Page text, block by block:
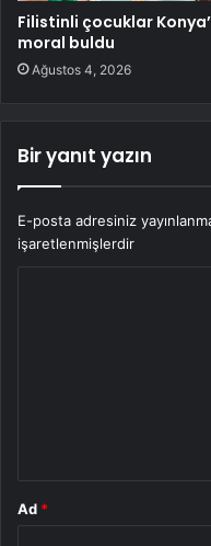
Filistinli çocuklar
moral buldu
Ağustos 4, 2026
Bir yanıt yazın
E-posta adresiniz
işaretlenmişlerdir
Ad *